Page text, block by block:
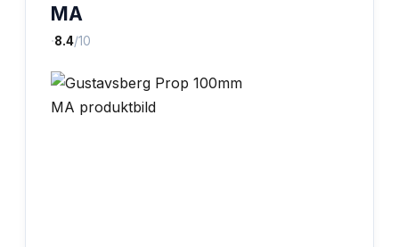
MA
·8.4/10